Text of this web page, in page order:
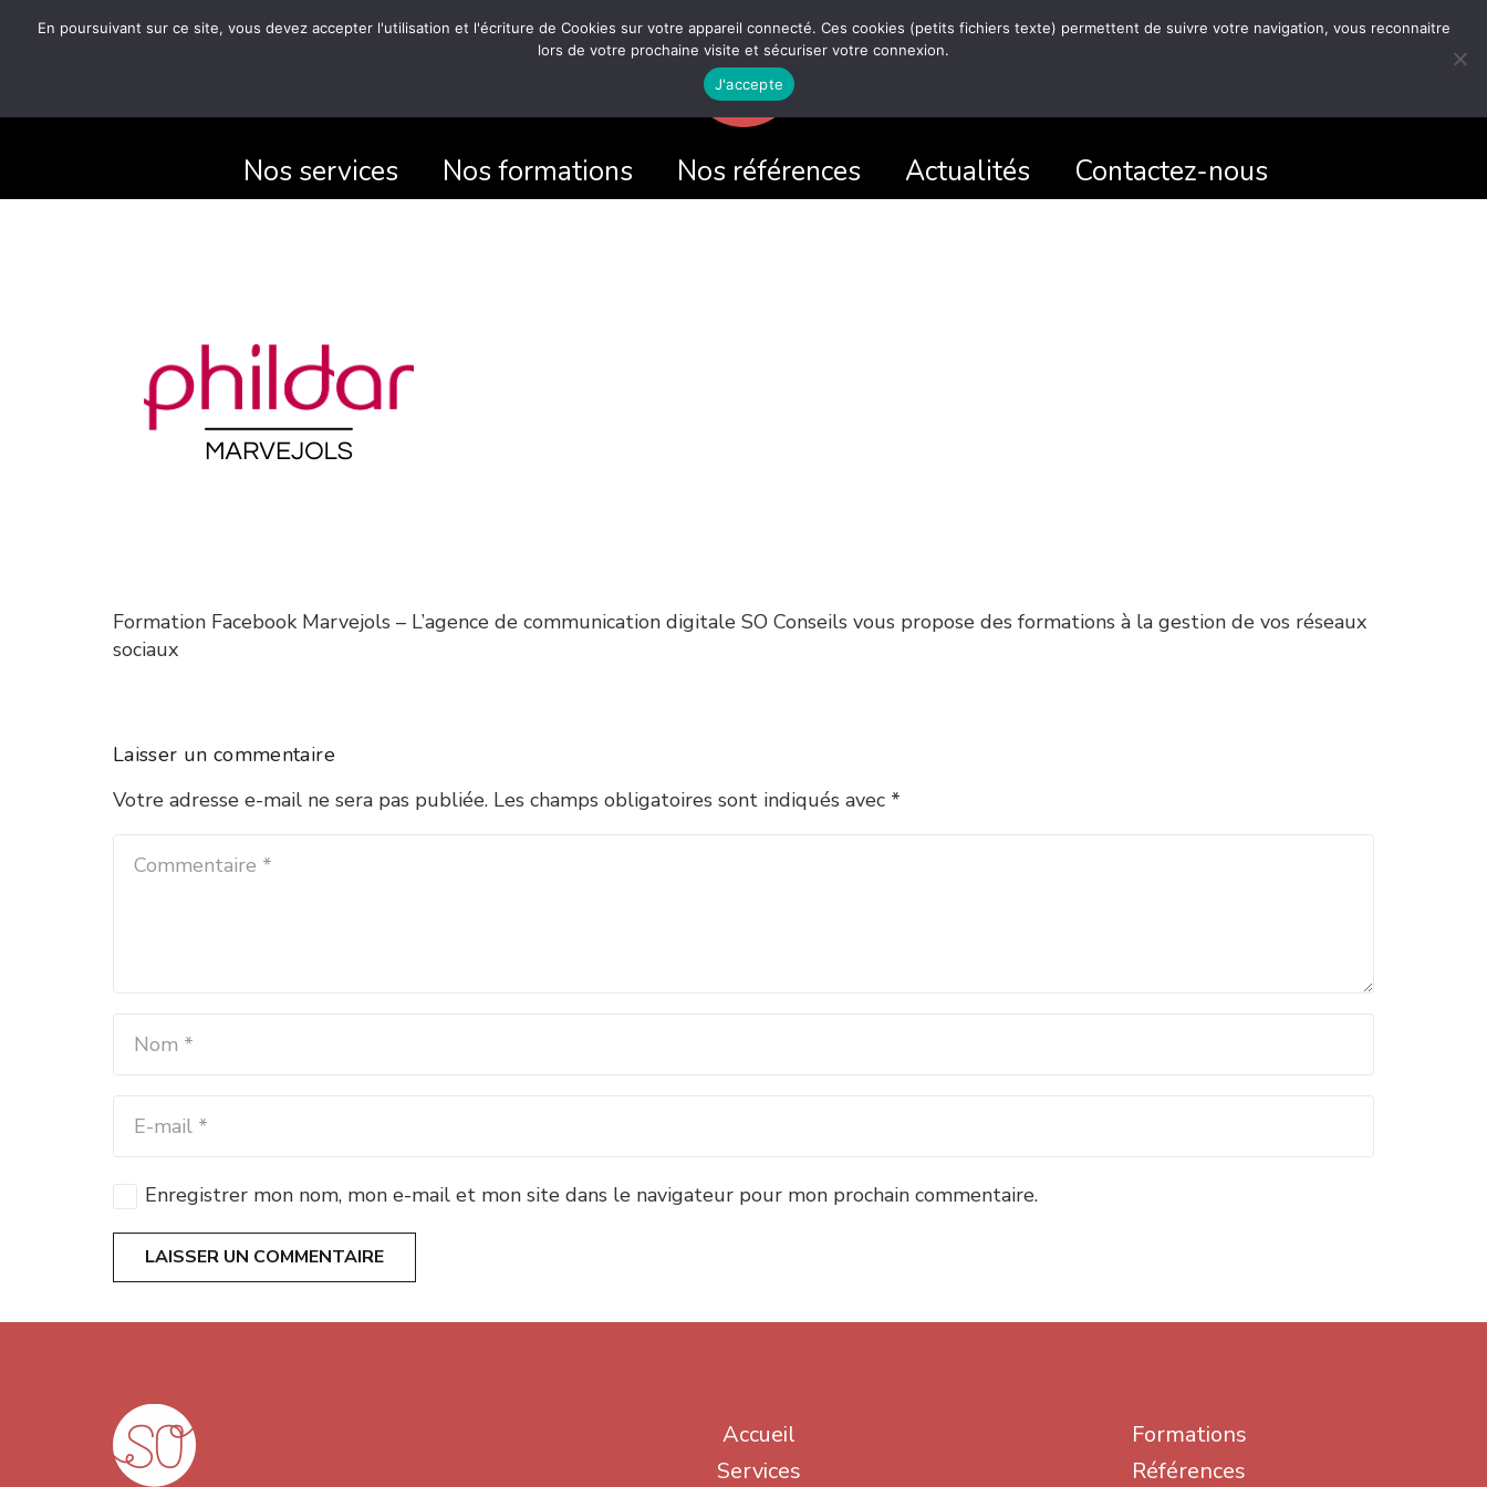
Nos services Nos formations Nos références Actualités Contactez-nous
Formation Facebook Marvejols – L’agence de communication digitale SO Conseils vous propose des formations à la gestion de vos réseaux
sociaux
Laisser un commentaire
Votre adresse e-mail ne sera pas publiée. Les champs obligatoires sont indiqués avec *
Enregistrer mon nom, mon e-mail et mon site dans le navigateur pour mon prochain commentaire.
LAISSER UN COMMENTAIRE
Accueil
Services
Formations
Références
En poursuivant sur ce site, vous devez accepter l'utilisation et l'écriture de Cookies sur votre appareil connecté. Ces cookies (petits fichiers texte) permettent de suivre votre navigation, vous reconnaitre
lors de votre prochaine visite et sécuriser votre connexion.
J'accepte